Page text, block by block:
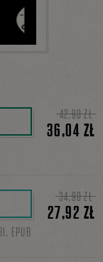
42,90 ZŁ
36,04 ZŁ
34,90 ZŁ
27,92 ZŁ
EPUB